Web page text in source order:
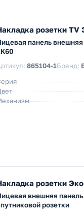
розетки
панель внешняя
865104-1Бренд:
розетки
внешняя панель
розетки